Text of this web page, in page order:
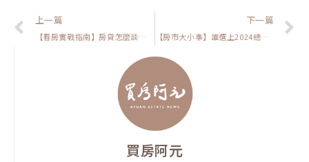
上一頁
上一篇
【看房實戰指南】房貸怎麼談到最低利率？揭露銀行貸款前一定會問的五個問題！
下一篇
【房市大小事】誰選上2024總統，會讓房市崩盤?
買房阿元